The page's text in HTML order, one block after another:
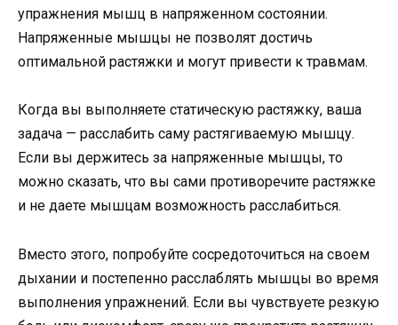
упражнения мышц в напряженном состоянии.
Напряженные мышцы не позволят достичь
оптимальной растяжки и могут привести к травмам.
Когда вы выполняете статическую растяжку, ваша
задача — расслабить саму растягиваемую мышцу.
Если вы держитесь за напряженные мышцы, то
можно сказать, что вы сами противоречите растяжке
и не даете мышцам возможность расслабиться.
Вместо этого, попробуйте сосредоточиться на своем
дыхании и постепенно расслаблять мышцы во время
выполнения упражнений. Если вы чувствуете резкую